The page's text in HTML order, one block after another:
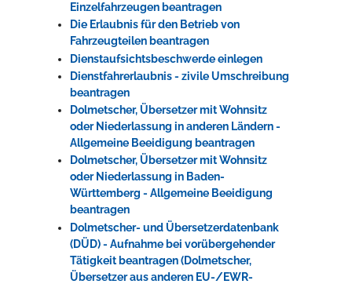
Einzelfahrzeugen beantragen
Die Erlaubnis für den Betrieb von
Fahrzeugteilen beantragen
Dienstaufsichtsbeschwerde einlegen
Dienstfahrerlaubnis - zivile Umschreibung
beantragen
Dolmetscher, Übersetzer mit Wohnsitz
oder Niederlassung in anderen Ländern -
Allgemeine Beeidigung beantragen
Dolmetscher, Übersetzer mit Wohnsitz
oder Niederlassung in Baden-
Württemberg - Allgemeine Beeidigung
beantragen
Dolmetscher- und Übersetzerdatenbank
(DÜD) - Aufnahme bei vorübergehender
Tätigkeit beantragen (Dolmetscher,
Übersetzer aus anderen EU-/EWR-